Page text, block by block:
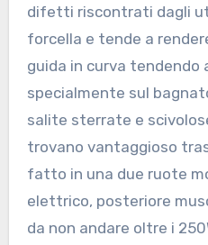
difetti riscontrati dagli
forcella e tende a
guida in curva tendendo
specialmente sul
salite sterrate e
trovano vantaggioso
fatto in una due ruote
elettrico, posteriore
da non andare oltre i